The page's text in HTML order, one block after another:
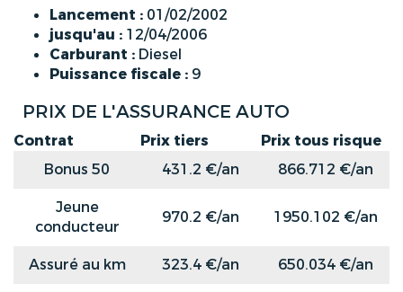
Lancement : 01/02/2002
jusqu'au : 12/04/2006
Carburant : Diesel
Puissance fiscale : 9
PRIX DE L'ASSURANCE AUTO
Contrat Prix tiers
Prix tous risque
Bonus 50
431.2 €/an
866.712 €/an
Jeune
conducteur
970.2 €/an 1950.102 €/an
Assuré au km 323.4 €/an 650.034 €/an